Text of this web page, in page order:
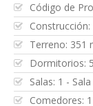
Código de
Terreno: 351
Dormitorios: 5
Salas: 1 -
Comedores: